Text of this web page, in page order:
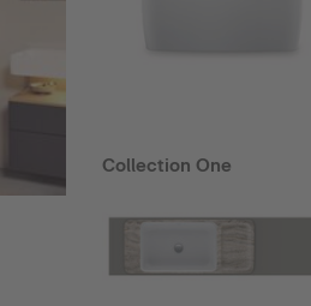
Collection One